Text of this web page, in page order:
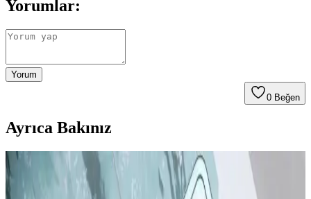
Yorumlar:
Yorum
0 Beğen
Ayrıca Bakınız
Apple iPhone 16 Plus 512GB Pembe Akıllı Telefon
Gelişmiş Tasarım ve Yüksek Performans